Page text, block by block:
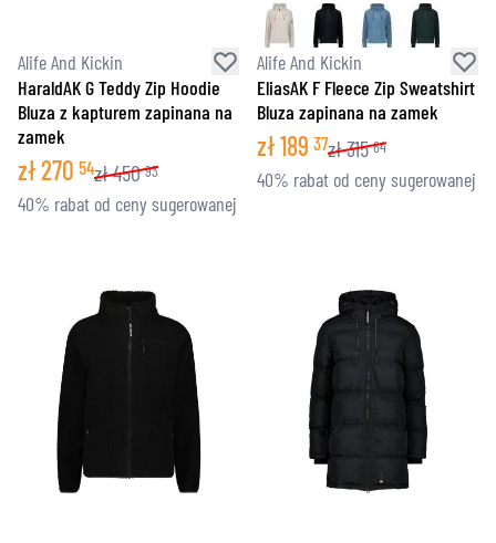
Alife And Kickin
HaraldAK G Teddy Zip Hoodie
Bluza z kapturem zapinana na
zamek
zł270 54zł450 93
40% rabat od ceny sugerowanej
Alife And Kickin
EliasAK F Fleece Zip Sweatshirt
Bluza zapinana na zamek
zł189 37zł315 64
40% rabat od ceny sugerowanej